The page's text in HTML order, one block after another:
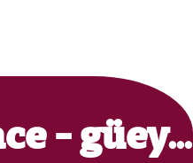
- güey…